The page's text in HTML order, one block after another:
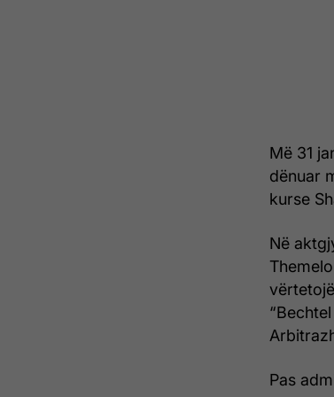
Më 31
dënuar
kurse
Në
Pas